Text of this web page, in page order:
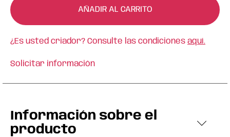
AÑADIR AL CARRITO
¿Es usted criador? Consulte las condiciones aquí.
Solicitar información
Información sobre el
producto